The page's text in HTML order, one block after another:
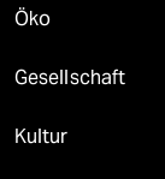
Öko
Gesellschaft
Kultur